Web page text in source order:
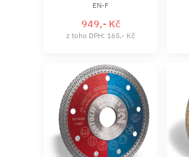
EN-F
949,- Kč
z toho DPH: 165,- Kč